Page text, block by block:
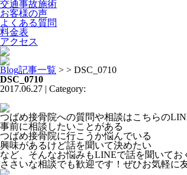
交通事故施術
お客様の声
よくある質問
料金表
アクセス
Blog記事一覧 > > DSC_0710
DSC_0710
2017.06.27 | Category:
つばめ接骨院への質問や相談はこちらの
事前に相談したいことがある
つばめ接骨院に行こうか悩んでいる
興味があるけど話を聞いて決めたい
など、そんなお悩みもLINEで話を聞いてお
ささいな相談でも歓迎です！ぜひお気軽に